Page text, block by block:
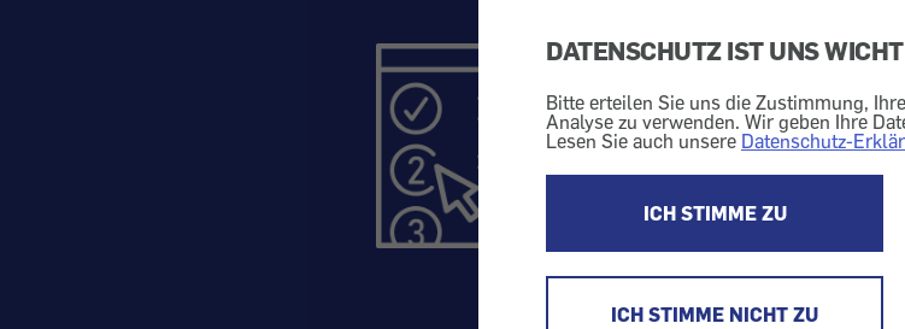
DATENSCHUTZ IST UNS
Bitte erteilen Sie uns die Zustimmung,
Analyse zu verwenden. Wir geben Ihre
Lesen Sie auch unsere Datenschutz-
ICH STIMME ZU
ICH STIMME NICHT ZU
▶️ ONLINE
Hilfe oder Rat benötigt wegen
finden kostenlos und effektiv
Ausland, Island, Norwegen
erfahren.